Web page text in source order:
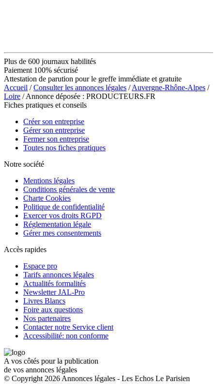
Plus de 600 journaux habilités
Paiement 100% sécurisé
Attestation de parution pour le greffe immédiate et gratuite
Accueil /Consulter les annonces légales /Auvergne-Rhône-Alpes /
Loire / Annonce déposée : PRODUCTEURS.FR
Fiches pratiques et conseils
Créer son entreprise
Gérer son entreprise
Fermer son entreprise
Toutes nos fiches pratiques
Notre société
Mentions légales
Conditions générales de vente
Charte Cookies
Politique de confidentialité
Exercer vos droits RGPD
Réglementation légale
Gérer mes consentements
Accès rapides
Espace pro
Tarifs annonces légales
Actualités formalités
Newsletter JAL-Pro
Livres Blancs
Foire aux questions
Nos partenaires
Contacter notre Service client
Accessibilité: non conforme
A vos côtés pour la publication
de vos annonces légales
© Copyright 2026 Annonces légales - Les Echos Le Parisien